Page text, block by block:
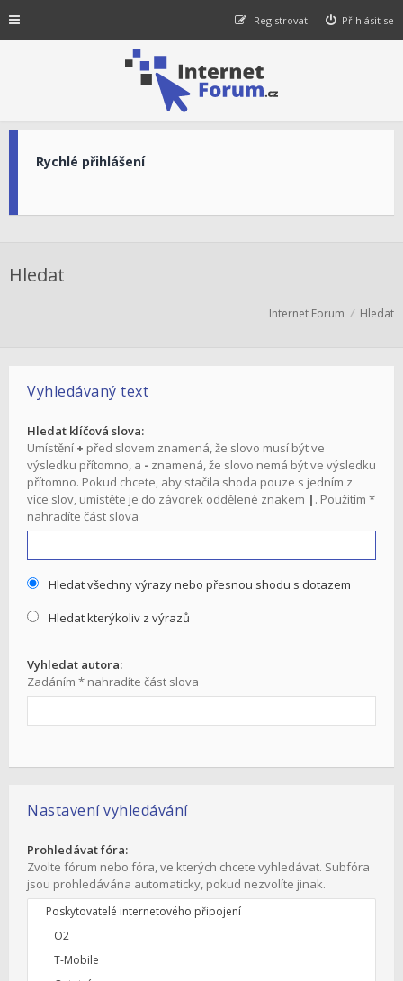
Přihlásit se
Registrovat
Rychlé přihlášení
Hledat
Internet Forum Hledat
Vyhledávaný text
Hledat klíčová slova:
Umístění + před slovem znamená, že slovo musí být ve
výsledku přítomno, a - znamená, že slovo nemá být ve výsledku
přítomno. Pokud chcete, aby stačila shoda pouze s jedním z
více slov, umístěte je do závorek oddělené znakem | . Použitím *
nahradíte část slova
Hledat všechny výrazy nebo přesnou shodu s dotazem
Hledat kterýkoliv z výrazů
Vyhledat autora:
Zadáním * nahradíte část slova
Nastavení vyhledávání
Prohledávat fóra:
Zvolte fórum nebo fóra, ve kterých chcete vyhledávat. Subfóra
jsou prohledávána automaticky, pokud nezvolíte jinak.